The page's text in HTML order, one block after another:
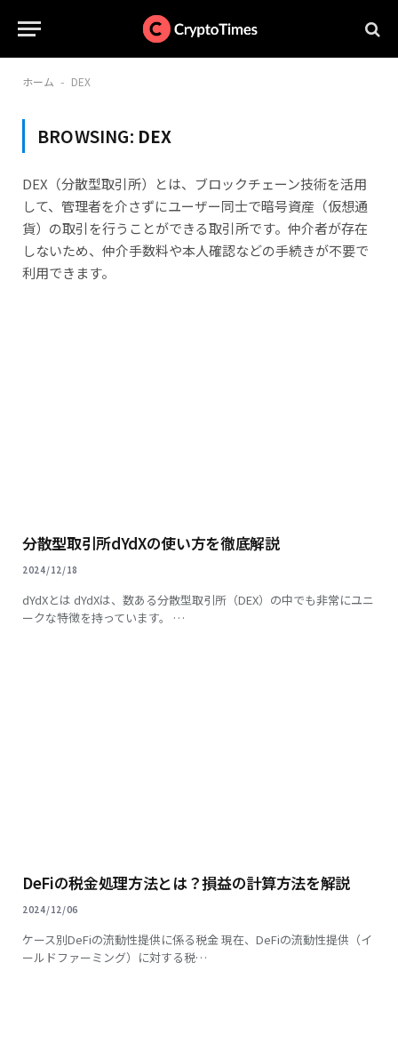
ホーム - DEX
BROWSING: DEX
DEX（分散型取引所）とは、ブロックチェーン技術を活用
して、管理者を介さずにユーザー同士で暗号資産（仮想通
貨）の取引を行うことができる取引所です。仲介者が存在
しないため、仲介手数料や本人確認などの手続きが不要で
利用できます。
分散型取引所dYdXの使い方を徹底解説
2024/12/18
dYdXとは dYdXは、数ある分散型取引所（DEX）の中でも非常にユニ
ークな特徴を持っています。 …
DeFiの税金処理方法とは？損益の計算方法を解説
2024/12/06
ケース別DeFiの流動性提供に係る税金 現在、DeFiの流動性提供（イ
ールドファーミング）に対する税…